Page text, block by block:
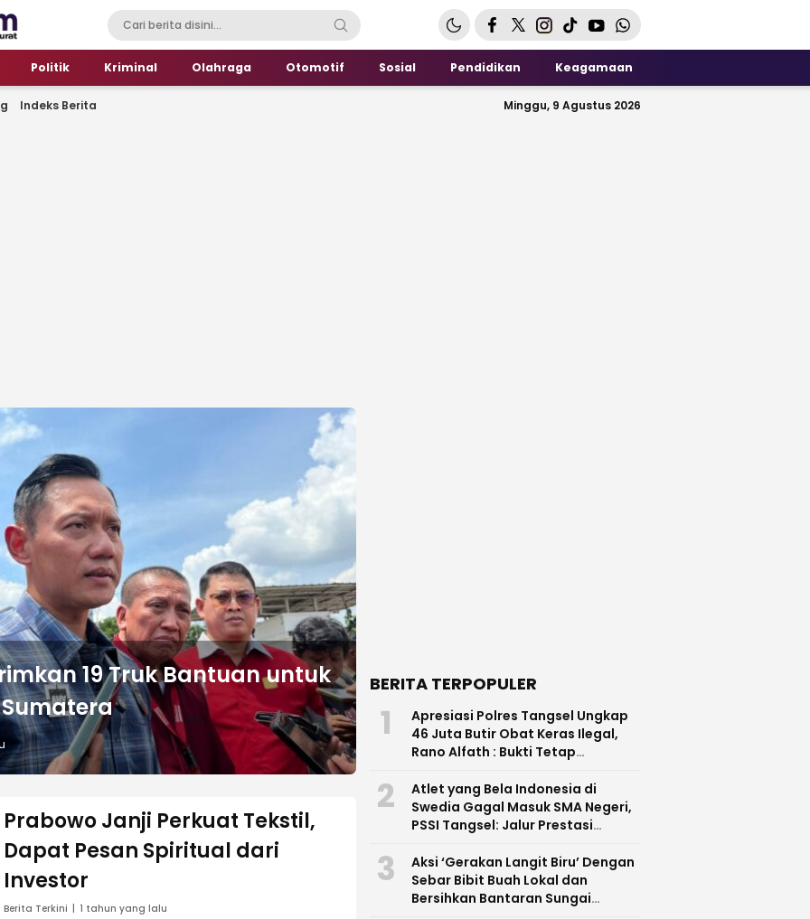
Politik Kriminal Olahraga Otomotif Sosial Pendidikan Keagamaan
Indeks Berita Minggu, 9 Agustus 2026
19 Truk Bantuan untuk
Prabowo Janji Perkuat Tekstil,
Dapat Pesan Spiritual dari
Investor
Berita Terkini 1 tahun yang lalu
BERITA TERPOPULER
1
Apresiasi Polres Tangsel Ungkap
46 Juta Butir Obat Keras Ilegal,
Rano Alfath : Bukti Tetap
2
Atlet yang Bela Indonesia di
Swedia Gagal Masuk SMA Negeri,
PSSI Tangsel: Jalur Prestasi
3
Aksi ‘Gerakan Langit Biru’ Dengan
Sebar Bibit Buah Lokal dan
Bersihkan Bantaran Sungai